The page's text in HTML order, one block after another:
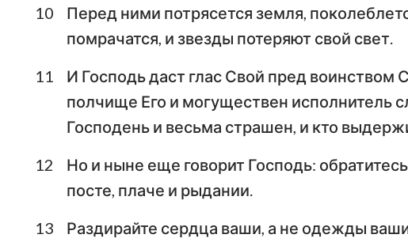
Аггей Захария
Малахия
10
Перед ними потрясется земля,
помрачатся, и звезды потеряют свой свет.
11
И Господь даст глас Свой пред воинством
полчище Его и могуществен исполнитель
Господень и весьма страшен, и кто
12
Но и ныне еще говорит Господь:
посте, плаче и рыдании.
13
Раздирайте сердца ваши, а не одежды